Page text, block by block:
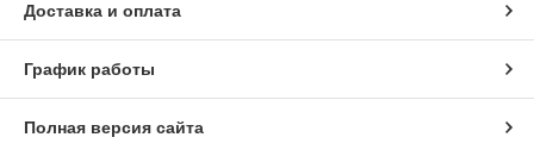
Доставка и оплата
График работы
Полная версия сайта